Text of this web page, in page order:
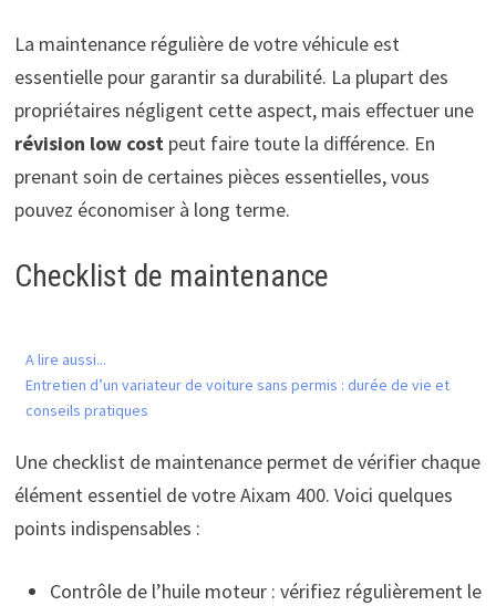
La maintenance régulière de votre véhicule est
essentielle pour garantir sa durabilité. La plupart des
propriétaires négligent cette aspect, mais effectuer une
révision low costpeut faire toute la différence. En
prenant soin de certaines pièces essentielles, vous
pouvez économiser à long terme.
Checklist de maintenance
A lire aussi...
Entretien d’un variateur de voiture sans permis : durée de vie et
conseils pratiques
Une checklist de maintenance permet de vérifier chaque
élément essentiel de votre Aixam 400. Voici quelques
points indispensables :
Contrôle de l’huile moteur : vérifiez régulièrement le